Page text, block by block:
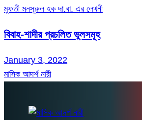
মুফতী মনসূরুল হক দা.বা. এর লেখনী
বিবাহ-শাদীর প্রচলিত ভুলসমূহ
January 3, 2022
মাসিক আদর্শ নারী